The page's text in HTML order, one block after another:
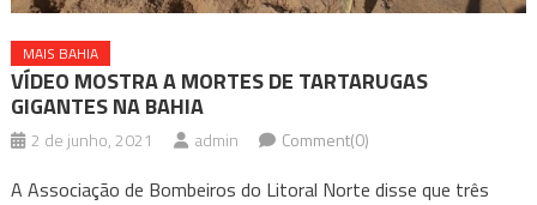
MAIS BAHIA
VÍDEO MOSTRA A MORTES DE TARTARUGAS
GIGANTES NA BAHIA
2 de junho, 2021 admin Comment(0)
A Associação de Bombeiros do Litoral Norte disse que três